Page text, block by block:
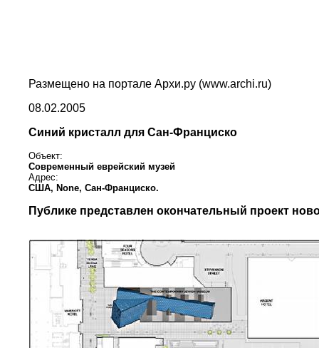
Размещено на портале Архи.ру (www.archi.ru)
08.02.2005
Синий кристалл для Сан-Франциско
Объект:
Современный еврейский музей
Адрес:
США, None, Сан-Франциско.
Публике представлен окончательный проект